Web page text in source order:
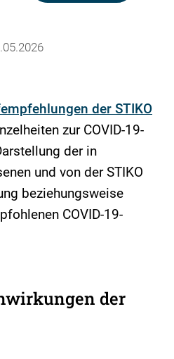
der STIKO
zur COVID-19-
der in
und von der STIKO
beziehungsweise
COVID-19-
der